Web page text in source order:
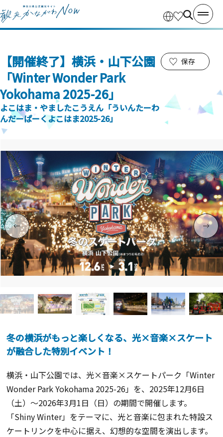
【開催終了】横浜・山下公園
「Winter Wonder Park
Yokohama 2025-26」
よこはま・やましたこうえん「ういんたーわ
んだーぱーくよこはま2025-26」
保存
冬の横浜がもっと楽しくなる、光×音楽×スケート
が融合した特別イベント！
横浜・山下公園では、光×音楽×スケートパーク「Winter
Wonder Park Yokohama 2025-26」を、2025年12月6日
（土）～2026年3月1日（日）の期間で開催します。
「Shiny Winter」をテーマに、光と音楽に包まれた特設ス
ケートリンクを中心に据え、幻想的な空間を演出します。